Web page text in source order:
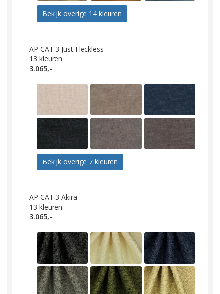
Bekijk overige 14 kleuren
AP CAT 3 Just Fleckless
13 kleuren
3.065,-
Bekijk overige 7 kleuren
AP CAT 3 Akira
13 kleuren
3.065,-